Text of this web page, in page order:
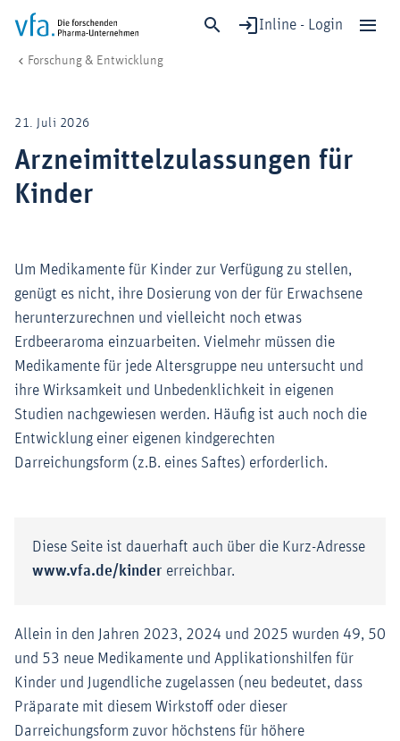
Inline - Login
Forschung & Entwicklung
Gesundheit & Versorgung
Wirtschaft & Standort
Digitalisierung & KI
Mitglied werden!
Forschung & Entwicklung
21. Juli 2026
Arzneimittelzulassungen für
Kinder
Um Medikamente für Kinder zur Verfügung zu stellen,
genügt es nicht, ihre Dosierung von der für Erwachsene
herunterzurechnen und vielleicht noch etwas
Erdbeeraroma einzuarbeiten. Vielmehr müssen die
Medikamente für jede Altersgruppe neu untersucht und
ihre Wirksamkeit und Unbedenklichkeit in eigenen
Studien nachgewiesen werden. Häufig ist auch noch die
Entwicklung einer eigenen kindgerechten
Darreichungsform (z.B. eines Saftes) erforderlich.
Diese Seite ist dauerhaft auch über die Kurz-Adresse
www.vfa.de/kinder erreichbar.
Allein in den Jahren 2023, 2024 und 2025 wurden 49, 50
und 53 neue Medikamente und Applikationshilfen für
Kinder und Jugendliche zugelassen (neu bedeutet, dass
Präparate mit diesem Wirkstoff oder dieser
Darreichungsform zuvor höchstens für höhere